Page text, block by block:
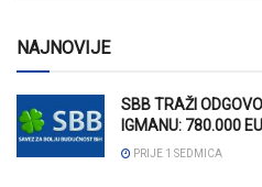
NAJNOVIJE
SBB TRAŽI
IGMANU: 780.000
PRIJE 1 SEDMICA